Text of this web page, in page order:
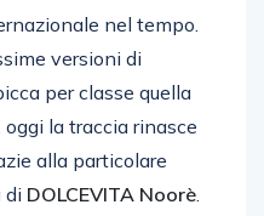
nel tempo.
versioni di
per classe quella
oggi la traccia rinasce
alla particolare
di DOLCEVITA Noorè.